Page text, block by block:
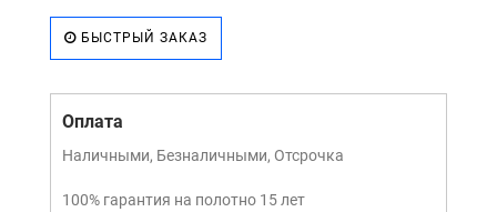
БЫСТРЫЙ ЗАКАЗ
Оплата
Наличными, Безналичными, Отсрочка
100% гарантия на полотно 15 лет